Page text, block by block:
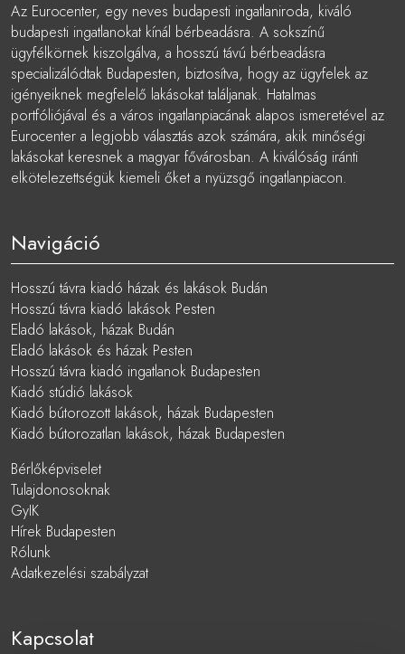
Az Eurocenter, egy neves budapesti ingatlaniroda, kiváló
budapesti ingatlanokat kínál bérbeadásra. A sokszínű
ügyfélkörnek kiszolgálva, a hosszú távú bérbeadásra
specializálódtak Budapesten, biztosítva, hogy az ügyfelek az
igényeiknek megfelelő lakásokat találjanak. Hatalmas
portfóliójával és a város ingatlanpiacának alapos ismeretével az
Eurocenter a legjobb választás azok számára, akik minőségi
lakásokat keresnek a magyar fővárosban. A kiválóság iránti
elkötelezettségük kiemeli őket a nyüzsgő ingatlanpiacon.
Navigáció
Hosszú távra kiadó házak és lakások Budán
Hosszú távra kiadó lakások Pesten
Eladó lakások, házak Budán
Eladó lakások és házak Pesten
Hosszú távra kiadó ingatlanok Budapesten
Kiadó stúdió lakások
Kiadó bútorozott lakások, házak Budapesten
Kiadó bútorozatlan lakások, házak Budapesten
Bérlőképviselet
Tulajdonosoknak
GyIK
Hírek Budapesten
Rólunk
Adatkezelési szabályzat
Kapcsolat